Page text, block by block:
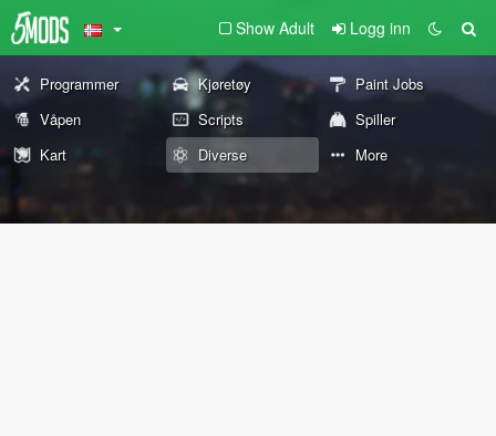
Show Adult Logg inn
Programmer Kjøretøy
Paint Jobs
Våpen
Scripts
Spiller
Kart
Diverse More